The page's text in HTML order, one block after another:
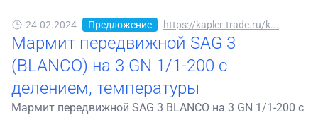
24.02.2024 Предложение https://kapler-trade.ru/k...
Мармит передвижной SAG 3
(BLANCO) на 3 GN 1/1-200 с
делением, температуры
Мармит передвижной SAG 3 BLANCO на 3 GN 1/1-200 с